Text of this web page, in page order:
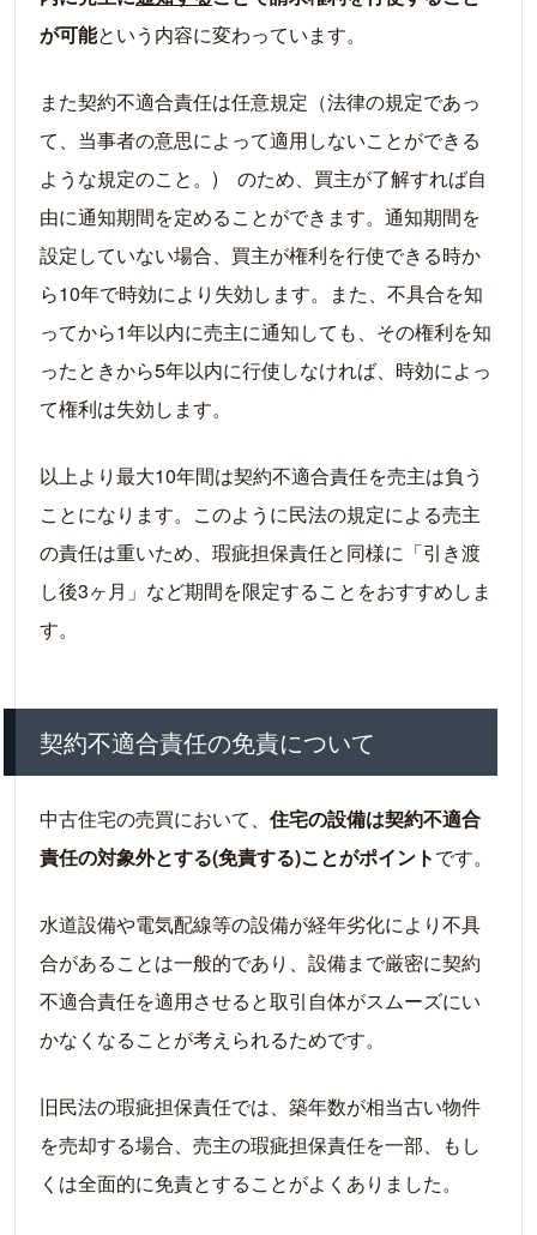
が可能という内容に変わっています。
また契約不適合責任は任意規定（法律の規定であっ
て、当事者の意思によって適用しないことができる
ような規定のこと。) のため、買主が了解すれば自
由に通知期間を定めることができます。通知期間を
設定していない場合、買主が権利を行使できる時か
ら10年で時効により失効します。また、不具合を知
ってから1年以内に売主に通知しても、その権利を知
ったときから5年以内に行使しなければ、時効によっ
て権利は失効します。
以上より最大10年間は契約不適合責任を売主は負う
ことになります。このように民法の規定による売主
の責任は重いため、瑕疵担保責任と同様に「引き渡
し後3ヶ月」など期間を限定することをおすすめしま
す。
契約不適合責任の免責について
中古住宅の売買において、 住宅の設備は契約不適合
責任の対象外とする(免責する)ことがポイントです。
水道設備や電気配線等の設備が経年劣化により不具
合があることは一般的であり、設備まで厳密に契約
不適合責任を適用させると取引自体がスムーズにい
かなくなることが考えられるためです。
旧民法の瑕疵担保責任では、築年数が相当古い物件
を売却する場合、売主の瑕疵担保責任を一部、もし
くは全面的に免責とすることがよくありました。